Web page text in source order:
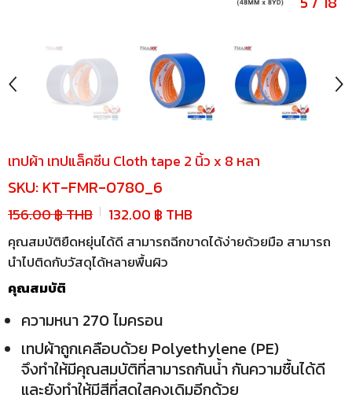
เทปผ้า เทปแล็คซีน Cloth tape 2 นิ้ว x 8 หลา
SKU: KT-FMR-0780_6
156.00 ฿ THB 132.00 ฿ THB
คุณสมบัติยืดหยุ่นได้ดี สามารถฉีกขาดได้ง่ายด้วยมือ สามารถ
นำไปติดกับวัสดุได้หลายพื้นผิว
คุณสมบัติ
ความหนา 270 ไมครอน
เทปผ้าถูกเคลือบด้วย Polyethylene (PE)
จึงทำให้มีคุณสมบัติที่สามารถกันน้ำ กันความชื้นได้ดี
และยังทำให้มีสีที่สดใสคงเดิมอีกด้วย